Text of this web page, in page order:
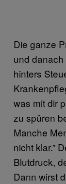
Die ganze
und
hinters
was mit dir
zu spüren
Manche
nicht klar.”
Blutdruck,
Dann wirst